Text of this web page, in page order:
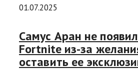
01.07.2025
Самус Аран не
Fortnite из-за
оставить ее